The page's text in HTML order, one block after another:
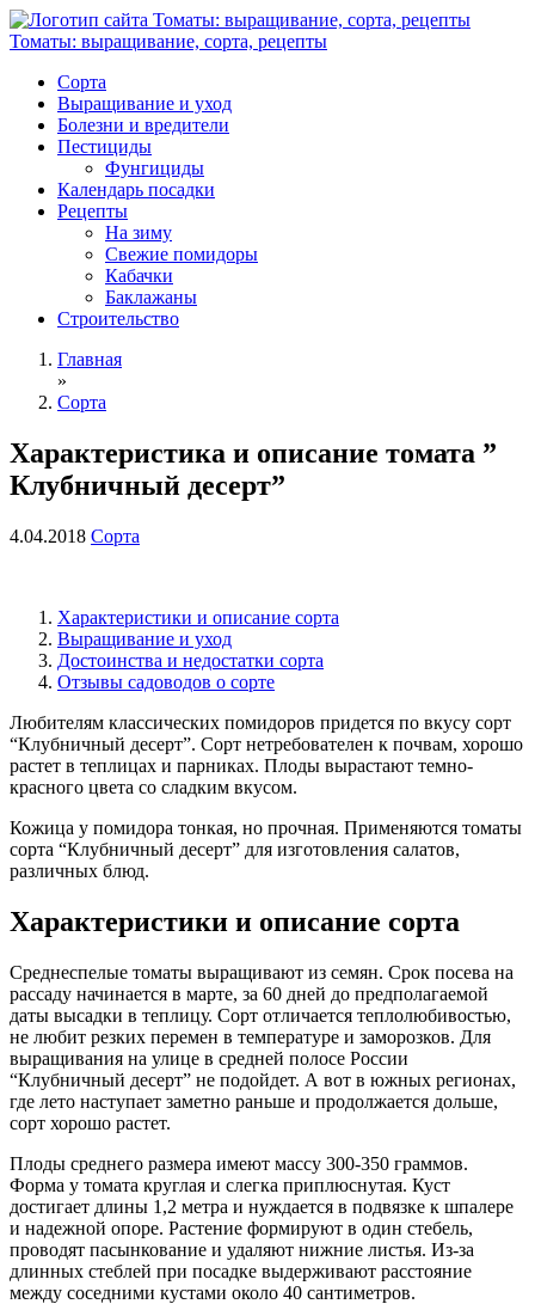
Томаты: выращивание, сорта, рецепты
Сорта
Выращивание и уход
Болезни и вредители
Пестициды
Фунгициды
Календарь посадки
Рецепты
На зиму
Свежие помидоры
Кабачки
Баклажаны
Строительство
Главная
»
Сорта
Характеристика и описание томата ”
Клубничный десерт”
4.04.2018 Сорта
Характеристики и описание сорта
Выращивание и уход
Достоинства и недостатки сорта
Отзывы садоводов о сорте
Любителям классических помидоров придется по вкусу сорт
“Клубничный десерт”. Сорт нетребователен к почвам, хорошо
растет в теплицах и парниках. Плоды вырастают темно-
красного цвета со сладким вкусом.
Кожица у помидора тонкая, но прочная. Применяются томаты
сорта “Клубничный десерт” для изготовления салатов,
различных блюд.
Характеристики и описание сорта
Среднеспелые томаты выращивают из семян. Срок посева на
рассаду начинается в марте, за 60 дней до предполагаемой
даты высадки в теплицу. Сорт отличается теплолюбивостью,
не любит резких перемен в температуре и заморозков. Для
выращивания на улице в средней полосе России
“Клубничный десерт” не подойдет. А вот в южных регионах,
где лето наступает заметно раньше и продолжается дольше,
сорт хорошо растет.
Плоды среднего размера имеют массу 300-350 граммов.
Форма у томата круглая и слегка приплюснутая. Куст
достигает длины 1,2 метра и нуждается в подвязке к шпалере
и надежной опоре. Растение формируют в один стебель,
проводят пасынкование и удаляют нижние листья. Из-за
длинных стеблей при посадке выдерживают расстояние
между соседними кустами около 40 сантиметров.